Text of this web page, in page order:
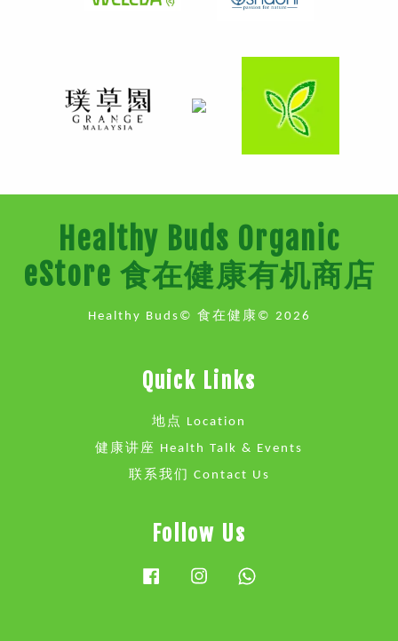
Healthy Buds Organic
eStore 食在健康有机商店
Healthy Buds© 食在健康© 2026
Quick Links
地点 Location
健康讲座 Health Talk & Events
联系我们 Contact Us
Follow Us
FacebookInstagram